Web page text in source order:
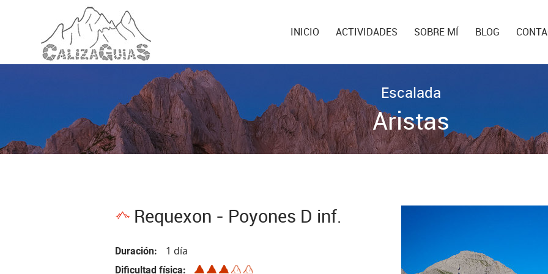
INICIO ACTIVIDADES SOBRE MÍ BLOG
Escalada
Aristas
Requexon - Poyones D inf.
Duración 1 día
Dificultad física